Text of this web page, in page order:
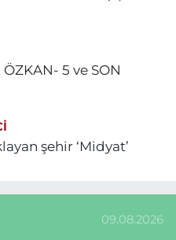
Doktor Nihat ÖZKAN- 5 ve SON
şehir ‘Midyat’
09.08.2026